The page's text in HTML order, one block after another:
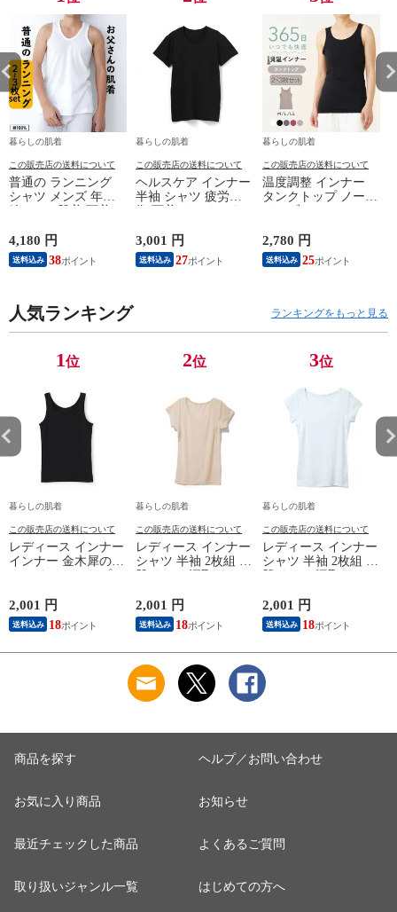
暮らしの肌着
この販売店の送料について
普通の ランニング
シャツ メンズ 年間
ンクトップ ノースリ
ーブ インナー 紳士
男性 シニア 抗菌 防
4,180 円
送料込み 38
暮らしの肌着
この販売店の送料について
ヘルスケア インナー
半袖 シャツ 疲労回
外線 疲労軽減 ボデ
ィケア 健康 プレゼ
ント ギフト ヘルス
3,001 円
送料込み 27
暮らしの肌着
この販売店の送料について
温度調整 インナー
タンクトップ ノース
オフホワイト/ブラウ
ン/ブラック/チャコ
ールグレー/ピンク
2,780 円
送料込み 25
人気ランキング ランキングをもっと見る
1位
暮らしの肌着
この販売店の送料について
レディース インナー
インナー 金木犀のめ
っとり 保湿 ストレ
ッチ ボタニカル タ
ンクトップ 秋冬 お
2,001 円
送料込み 18
2位
暮らしの肌着
この販売店の送料について
レディース インナー
シャツ 半袖 2枚組 素
り インナーシャツ
パッド付き 春夏 汗
染み 防止 汗 対策 綿
ット工業 S5022B-RT
涼しい 肌着
2,001 円
送料込み 18
3位
暮らしの肌着
この販売店の送料について
レディース インナー
シャツ 半袖 2枚組 素
り インナーシャツ
パッド付き 春夏 汗
染み 防止 汗 対策 綿
ット工業 S5022B-RT
涼しい 肌着
2,001 円
送料込み 18
商品を探す
お気に入り商品
最近チェックした商品
取り扱いジャンル一覧
ヘルプ／お問い合わせ
お知らせ
よくあるご質問
はじめての方へ